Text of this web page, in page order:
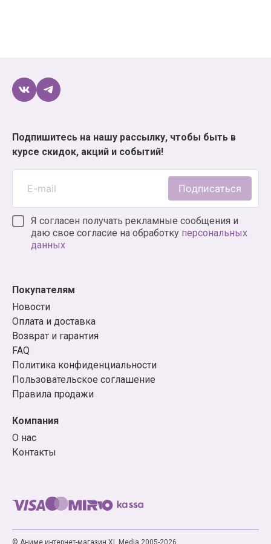
Подпишитесь на нашу рассылку, чтобы быть в
курсе скидок, акций и событий!
Подписаться
Я согласен получать рекламные сообщения и
даю свое согласие на обработку персональных
данных
Покупателям
Новости
Оплата и доставка
Возврат и гарантия
FAQ
Политика конфиденциальности
Пользовательское соглашение
Правила продажи
Компания
О нас
Контакты
© Аниме интернет-магазин XL Media 2005-2026.